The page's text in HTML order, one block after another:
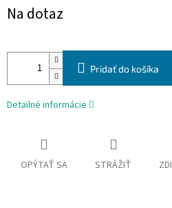
cena:
Na dotaz
Pridať do košíka
Detailné informácie
OPÝTAŤ SA STRÁŽIŤ